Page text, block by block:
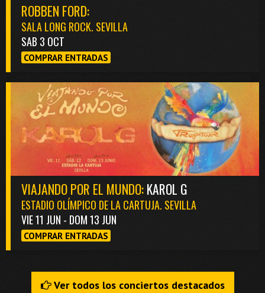
ROBBEN FORD:
SALA LONG ROCK. SEVILLA
SAB 3 OCT
COMPRAR ENTRADAS
VIAJANDO POR EL MUNDO:KAROL G
ESTADIO OLÍMPICO DE LA CARTUJA. SEVILLA
VIE 11 JUN - DOM 13 JUN
COMPRAR ENTRADAS
Ver todos los conciertos destacados